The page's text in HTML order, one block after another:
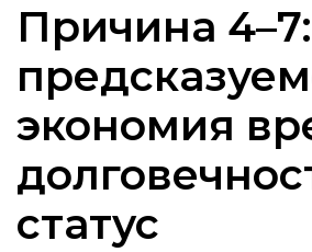
Причина 4–7:
экономия
статус